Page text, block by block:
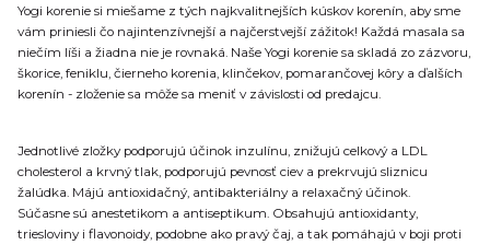
Yogi korenie si miešame z tých najkvalitnejších kúskov korenín, aby sme
vám priniesli čo najintenzívnejší a najčerstvejší zážitok! Každá masala sa
niečím líši a žiadna nie je rovnaká. Naše Yogi korenie sa skladá zo zázvoru,
škorice, feniklu, čierneho korenia, klinčekov, pomarančovej kôry a ďalších
korenín - zloženie sa môže sa meniť v závislosti od predajcu.
Jednotlivé zložky podporujú účinok inzulínu, znižujú celkový a LDL
cholesterol a krvný tlak, podporujú pevnosť ciev a prekrvujú sliznicu
žalúdka. Májú antioxidačný, antibakteriálny a relaxačný účinok.
Súčasne sú anestetikom a antiseptikum. Obsahujú antioxidanty,
triesloviny i flavonoidy, podobne ako pravý čaj, a tak pomáhajú v boji proti